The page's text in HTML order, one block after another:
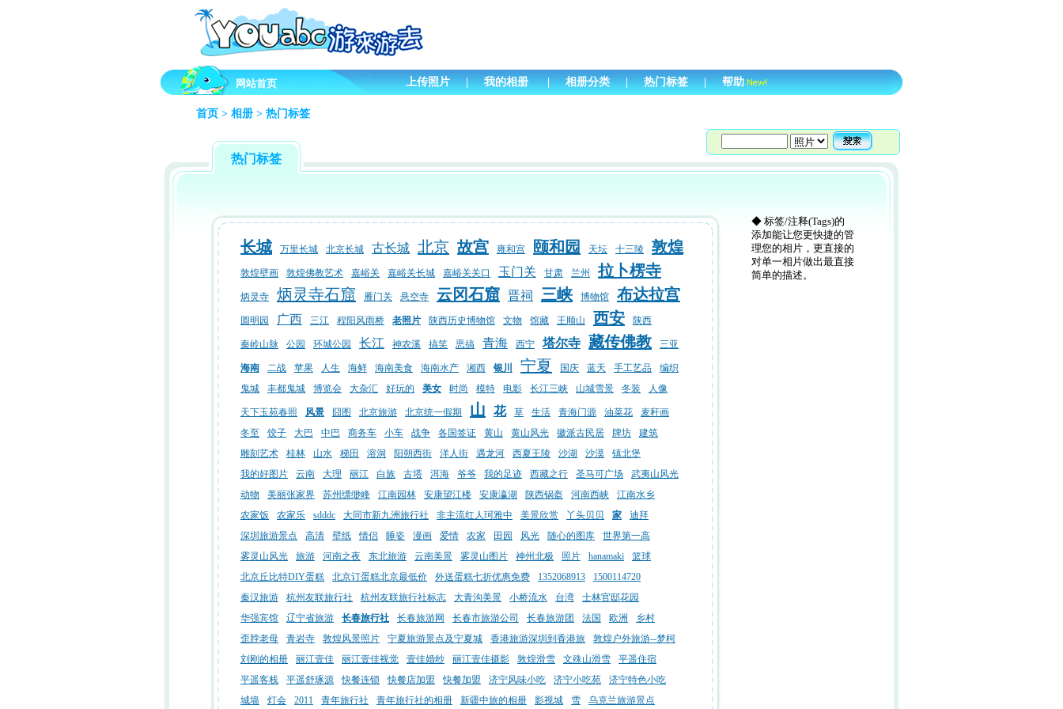
网站首页 上传照片 | 我的相册 | 相册分类 | 热门标签 | 帮助
首页 > 相册 > 热门标签
热门标签
◆ 标签/注释(Tags)的
添加能让您更快捷的管
理您的相片，更直接的
对单一相片做出最直接
简单的描述。
长城 万里长城 北京长城 古长城 北京 故宫 雍和宫 颐和园 天坛 十三陵 敦煌
敦煌壁画 敦煌佛教艺术 嘉峪关 嘉峪关长城 嘉峪关关口 玉门关 甘肃 兰州 拉卜楞寺
炳灵寺 炳灵寺石窟 雁门关 悬空寺 云冈石窟 晋祠 三峡 博物馆 布达拉宫
圆明园 广西 三江 程阳风雨桥 老照片 陕西历史博物馆 文物 馆藏 王顺山 西安 陕西
秦岭山脉 公园 环城公园 长江 神农溪 搞笑 恶搞 青海 西宁 塔尔寺 藏传佛教 三亚
海南 二战 苹果 人生 海鲜 海南美食 海南水产 湘西 银川 宁夏 国庆 蓝天 手工艺品
编织
鬼城
丰都鬼城 博览会 大杂汇 好玩的 美女 时尚 模特 电影 长江三峡 山城雪景 冬装 人像
天下玉苑春照 风景 囧图 北京旅游 北京统一假期 山 花 草 生活 青海门源 油菜花
麦秆画
冬至
饺子 大巴 中巴 商务车 小车 战争 各国签证 黄山 黄山风光 徽派古民居 牌坊
建筑
雕刻艺术
桂林 山水 梯田 溶洞 阳朔西街 洋人街 遇龙河 西夏王陵 沙湖 沙漠
镇北堡
我的好图片
云南 大理 丽江 白族 古塔 洱海 爷爷 我的足迹 西藏之行 圣马可广场
武夷山风光
动物
美丽张家界 苏州缥缈峰 江南园林 安康望江楼 安康瀛湖 陕西锅盔 河南西峡
江南水乡
农家饭
农家乐 sdddc 大同市新九洲旅行社 非主流红人珂雅中 美景欣赏 丫头贝贝 家
迪拜
深圳旅游景点
高清 壁纸 情侣 睡姿 漫画 爱情 农家 田园 风光 随心的图库
世界第一高
雾灵山风光
旅游 河南之夜 东北旅游 云南美景 雾灵山图片 神州北极 照片 hanamaki
篮球
北京丘比特DIY蛋糕
北京订蛋糕北京最低价 外送蛋糕七折优惠免费 1352068913
1500114720
秦汉旅游
杭州友联旅行社 杭州友联旅行社标志 大青沟美景 小桥流水 台湾
士林官邸花园
华强宾馆
辽宁省旅游 长春旅行社 长春旅游网 长春市旅游公司 长春旅游团 法国 欧洲
乡村
歪脖老母
青岩寺 敦煌风景照片 宁夏旅游景点及宁夏城 香港旅游深圳到香港旅
敦煌户外旅游--梦柯
刘刚的相册
丽江壹佳 丽江壹佳视觉 壹佳婚纱 丽江壹佳摄影 敦煌滑雪 文殊山滑雪
平遥住宿
平遥客栈
平遥舒琢源 快餐连锁 快餐店加盟 快餐加盟 济宁风味小吃 济宁小吃苑
济宁特色小吃
城墙
灯会 2011 青年旅行社 青年旅行社的相册 新疆中旅的相册 影视城 雪 乌克兰旅游景点